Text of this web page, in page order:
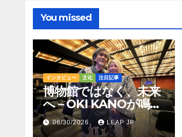
You missed
インタビュー 文化 注目記事
博物館ではなく、未来
へ – OKI KANOが鳴ら
すトンコリの音
06/30/2026 LEAP JP